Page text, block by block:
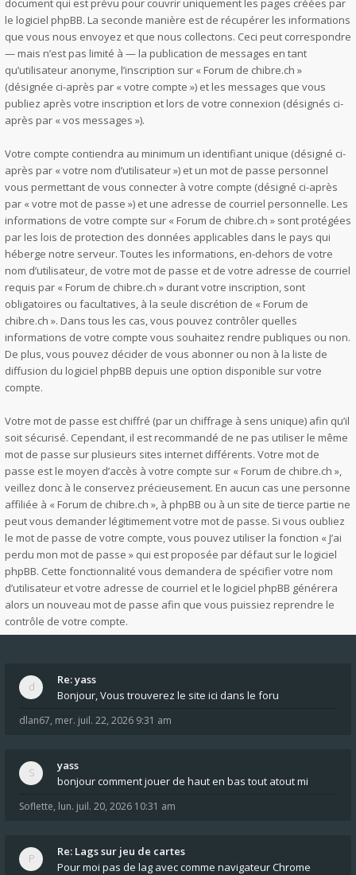
document qui est prévu pour couvrir uniquement les pages créées par
le logiciel phpBB. La seconde manière est de récupérer les informations
que vous nous envoyez et que nous collectons. Ceci peut correspondre
— mais n’est pas limité à — la publication de messages en tant
qu’utilisateur anonyme, l’inscription sur « Forum de chibre.ch »
(désignée ci-après par « votre compte ») et les messages que vous
publiez après votre inscription et lors de votre connexion (désignés ci-
après par « vos messages »).
Votre compte contiendra au minimum un identifiant unique (désigné ci-
après par « votre nom d’utilisateur ») et un mot de passe personnel
vous permettant de vous connecter à votre compte (désigné ci-après
par « votre mot de passe ») et une adresse de courriel personnelle. Les
informations de votre compte sur « Forum de chibre.ch » sont protégées
par les lois de protection des données applicables dans le pays qui
héberge notre serveur. Toutes les informations, en-dehors de votre
nom d’utilisateur, de votre mot de passe et de votre adresse de courriel
requis par « Forum de chibre.ch » durant votre inscription, sont
obligatoires ou facultatives, à la seule discrétion de « Forum de
chibre.ch ». Dans tous les cas, vous pouvez contrôler quelles
informations de votre compte vous souhaitez rendre publiques ou non.
De plus, vous pouvez décider de vous abonner ou non à la liste de
diffusion du logiciel phpBB depuis une option disponible sur votre
compte.
Votre mot de passe est chiffré (par un chiffrage à sens unique) afin qu’il
soit sécurisé. Cependant, il est recommandé de ne pas utiliser le même
mot de passe sur plusieurs sites internet différents. Votre mot de
passe est le moyen d’accès à votre compte sur « Forum de chibre.ch »,
veillez donc à le conservez précieusement. En aucun cas une personne
affiliée à « Forum de chibre.ch », à phpBB ou à un site de tierce partie ne
peut vous demander légitimement votre mot de passe. Si vous oubliez
le mot de passe de votre compte, vous pouvez utiliser la fonction « J’ai
perdu mon mot de passe » qui est proposée par défaut sur le logiciel
phpBB. Cette fonctionnalité vous demandera de spécifier votre nom
d’utilisateur et votre adresse de courriel et le logiciel phpBB générera
alors un nouveau mot de passe afin que vous puissiez reprendre le
contrôle de votre compte.
Re: yass
Bonjour, Vous trouverez le site ici dans le foru
dlan67, mer. juil. 22, 2026 9:31 am
yass
bonjour comment jouer de haut en bas tout atout mi
Soflette, lun. juil. 20, 2026 10:31 am
Re: Lags sur jeu de cartes
Pour moi pas de lag avec comme navigateur Chrome